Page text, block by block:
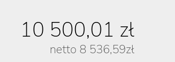
10 500,01 zł
netto 8 536,59zł